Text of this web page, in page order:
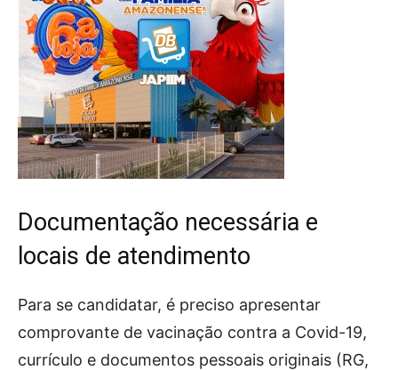
Documentação necessária e
locais de atendimento
Para se candidatar, é preciso apresentar
comprovante de vacinação contra a Covid-19,
currículo e documentos pessoais originais (RG,